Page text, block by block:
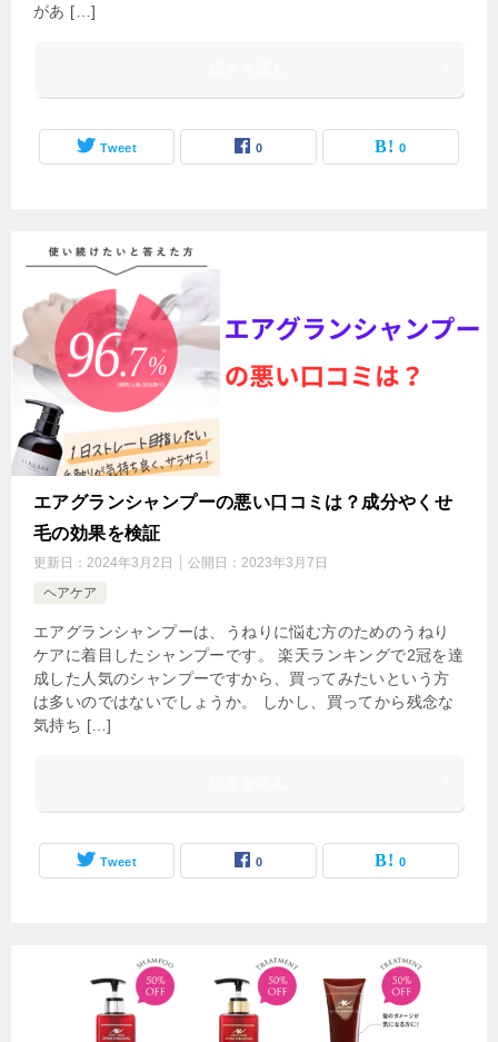
があ […]
Tweet 0 0
エアグランシャンプーの悪い口コミは？成分やくせ
毛の効果を検証
更新日： 2024年3月2日 公開日： 2023年3月7日
ヘアケア
エアグランシャンプーは、うねりに悩む方のためのうねり
ケアに着目したシャンプーです。 楽天ランキングで2冠を達
成した人気のシャンプーですから、買ってみたいという方
は多いのではないでしょうか。 しかし、買ってから残念な
気持ち […]
Tweet 0 0